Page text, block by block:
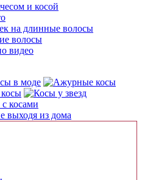
и косой
на длинные волосы
волосы
видео